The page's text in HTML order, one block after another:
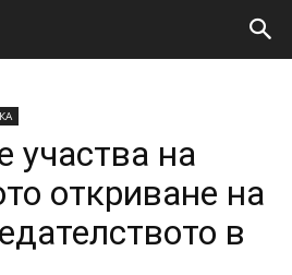
участва на
откриване на
в